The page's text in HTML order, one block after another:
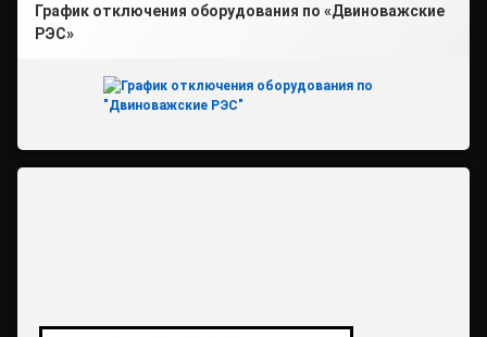
График отключения оборудования по «Двиноважские
РЭС»